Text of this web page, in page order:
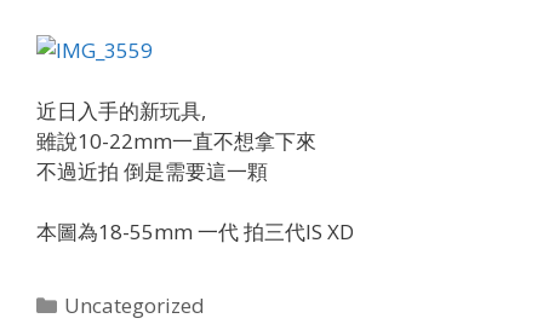
近日入手的新玩具,
雖說10-22mm一直不想拿下來
不過近拍 倒是需要這一顆
本圖為18-55mm 一代 拍三代IS XD
Categories
Uncategorized